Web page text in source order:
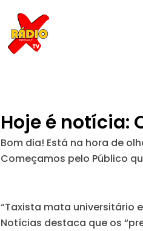
Hoje é notícia:
Bom dia! Está na hora de
Começamos pelo Público
“Taxista mata universitário
Notícias destaca que os